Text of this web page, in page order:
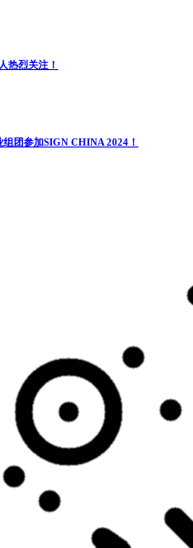
热烈关注！
团参加SIGN CHINA 2024！